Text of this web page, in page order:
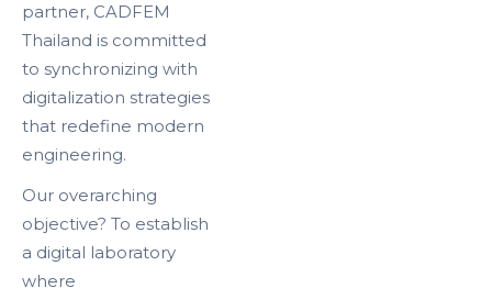
partner, CADFEM
Thailand is committed
to synchronizing with
digitalization strategies
that redefine modern
engineering.
Our overarching
objective? To establish
a digital laboratory
where